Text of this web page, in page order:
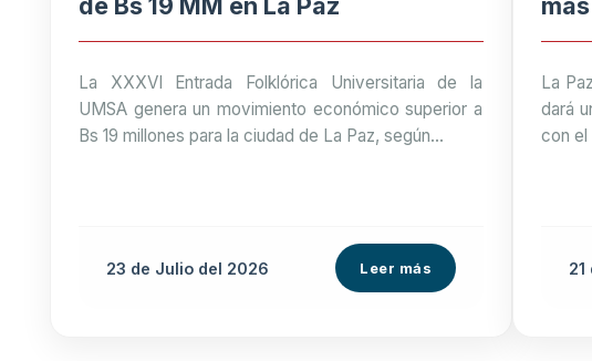
La XXXVI Entrada Folklórica Universitaria de la
UMSA genera un movimiento económico superior a
Bs 19 millones para la ciudad de La Paz, según...
23 de Julio del 2026 Leer más
La
dará
con el
21